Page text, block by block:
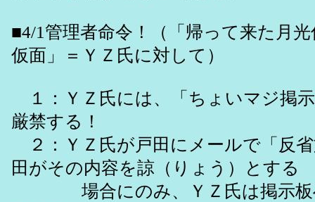
■4/1管理者命令！（「帰って来た月
仮面」＝ＹＺ氏に対して）
１：ＹＺ氏には、「ちょいマジ掲
厳禁する！
２：ＹＺ氏が戸田にメールで「反
田がその内容を諒（りょう）とする
場合にのみ、ＹＺ氏は掲示板